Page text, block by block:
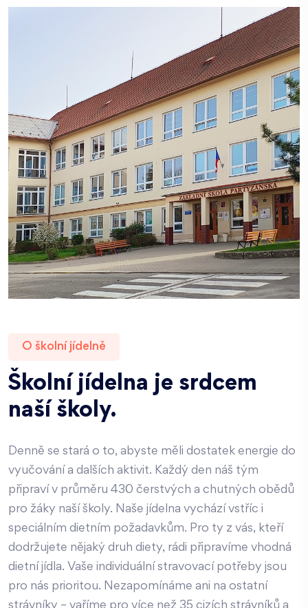
O školní jídelně
Školní jídelna je srdcem
naší školy.
Denně se stará o to, abyste měli dostatek energie do
vyučování a dalších aktivit. Každý den náš tým
připraví v průměru 430 čerstvých a chutných obědů
pro žáky naší školy. Naše jídelna vychází vstříc i
speciálním dietním požadavkům. Pro ty z vás, kteří
dodržujete nějaký druh diety, rádi připravíme vhodná
dietní jídla. Vaše individuální stravovací potřeby jsou
pro nás prioritou. Nezapomínáme ani na ostatní
strávníky – vaříme pro více než 35 cizích strávníků a